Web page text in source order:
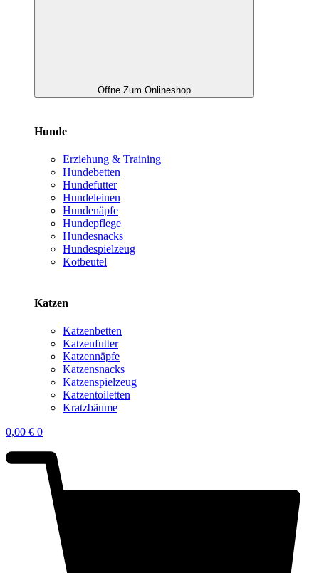
Öffne Zum Onlineshop
Hunde
Erziehung & Training
Hundebetten
Hundefutter
Hundeleinen
Hundenäpfe
Hundepflege
Hundesnacks
Hundespielzeug
Kotbeutel
Katzen
Katzenbetten
Katzenfutter
Katzennäpfe
Katzensnacks
Katzenspielzeug
Katzentoiletten
Kratzbäume
0,00 € 0